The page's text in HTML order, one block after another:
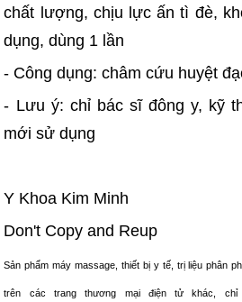
chất lượng, chịu lực ấn tì đè,
dụng, dùng 1 lần
- Công dụng: châm cứu huyệt
- Lưu ý: chỉ bác sĩ đông y, kỹ
mới sử dụng
Y Khoa Kim Minh
Don't Copy and Reup
Sản phẩm máy massage, thiết bị y tế, trị liệu phân
trên các trang thương mại điện tử khác,